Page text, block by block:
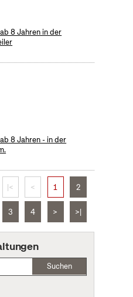
8 Jahren in der
8 Jahren - in der
|< < 1 2
3 4 > >|
Suchen